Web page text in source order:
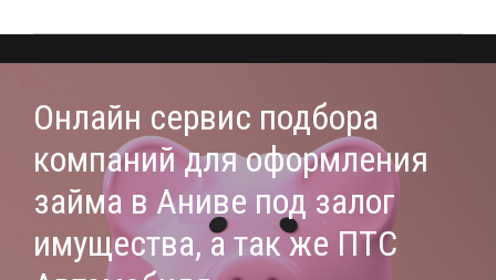
Онлайн сервис подбора
компаний для оформления
займа в Аниве под залог
имущества, а так же ПТС